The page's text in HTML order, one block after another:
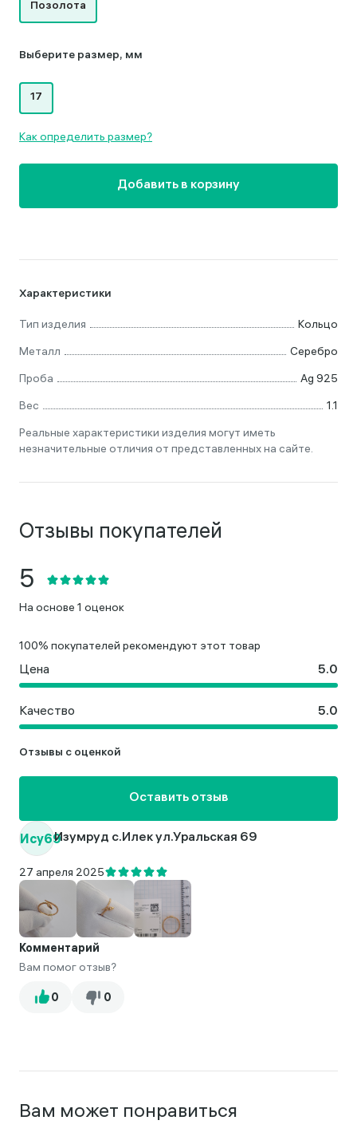
Характеристики
Тип изделия
Кольцо
Металл
Серебро
Проба
Ag 925
Вес
1.1
Реальные характеристики изделия могут иметь
незначительные отличия от представленных на сайте.
Позолота
Выберите размер, мм
17
Как определить размер?
Добавить в корзину
Отзывы покупателей
Ису69Изумруд с.Илек ул.Уральская 69
27 апреля 2025
Комментарий
Вам помог отзыв?
На основе 1 оценок
100% покупателей рекомендуют этот товар
Цена
Качество
Отзывы с оценкой
Оставить отзыв
Вам может понравиться